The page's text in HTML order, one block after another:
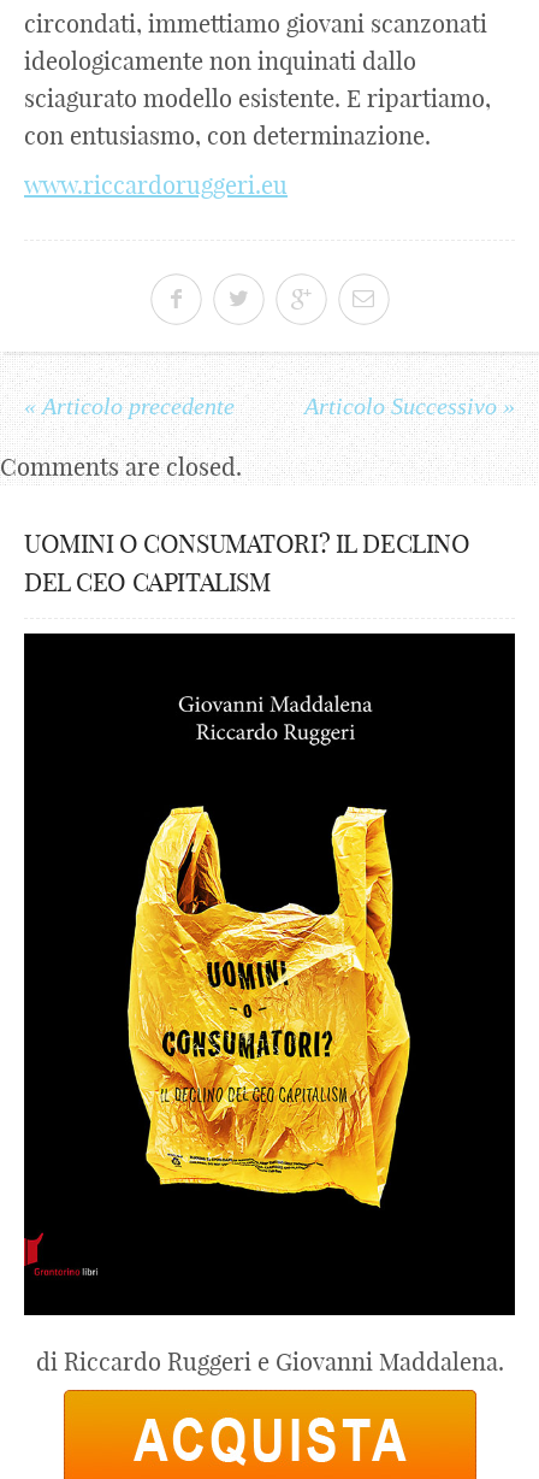
circondati, immettiamo giovani scanzonati
ideologicamente non inquinati dallo
sciagurato modello esistente. E ripartiamo,
con entusiasmo, con determinazione.
www.riccardoruggeri.eu
« Articolo precedente Articolo Successivo »
Comments are closed.
UOMINI O CONSUMATORI? IL DECLINO
DEL CEO CAPITALISM
di Riccardo Ruggeri e Giovanni Maddalena.